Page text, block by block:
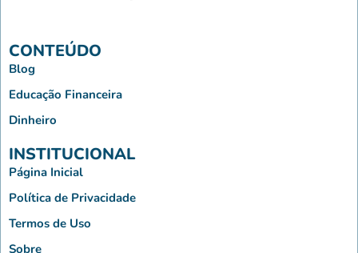
CONTEÚDO
Blog
Educação Financeira
Dinheiro
INSTITUCIONAL
Página Inicial
Política de Privacidade
Termos de Uso
Sobre